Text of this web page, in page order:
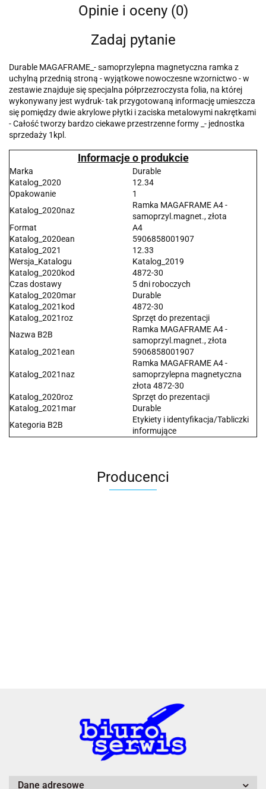
Opinie i oceny (0)
Zadaj pytanie
Durable MAGAFRAME_- samoprzylepna magnetyczna ramka z
uchylną przednią stroną - wyjątkowe nowoczesne wzornictwo - w
zestawie znajduje się specjalna półprzezroczysta folia, na której
wykonywany jest wydruk- tak przygotowaną informację umieszcza
się pomiędzy dwie akrylowe płytki i zaciska metalowymi nakrętkami
- Całość tworzy bardzo ciekawe przestrzenne formy _- jednostka
sprzedaży 1kpl.
Informacje o produkcie
Marka
Durable
Katalog_2020
12.34
Opakowanie
1
Katalog_2020naz
Ramka MAGAFRAME A4 -
samoprzyl.magnet., złota
Format
A4
Katalog_2020ean
5906858001907
Katalog_2021
12.33
Wersja_Katalogu
Katalog_2019
Katalog_2020kod
4872-30
Czas dostawy
5 dni roboczych
Katalog_2020mar
Durable
Katalog_2021kod
4872-30
Katalog_2021roz
Sprzęt do prezentacji
Nazwa B2B
Ramka MAGAFRAME A4 -
samoprzyl.magnet., złota
Katalog_2021ean
5906858001907
Katalog_2021naz
Ramka MAGAFRAME A4 -
samoprzylepna magnetyczna
złota 4872-30
Katalog_2020roz
Sprzęt do prezentacji
Katalog_2021mar
Durable
Kategoria B2B
Etykiety i identyfikacja/Tabliczki
informujące
Producenci
A4 Tech
Dane adresowe